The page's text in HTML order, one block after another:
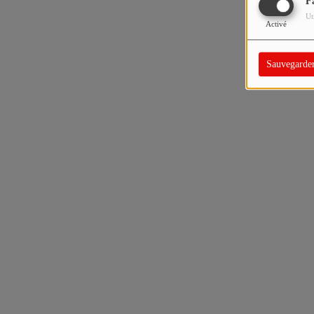
Activé